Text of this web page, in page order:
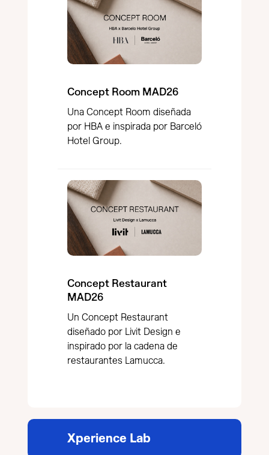
Concept Room MAD26
Una Concept Room diseñada
por HBA e inspirada por Barceló
Hotel Group.
Concept Restaurant
MAD26
Un Concept Restaurant
diseñado por Livit Design e
inspirado por la cadena de
restaurantes Lamucca.
Xperience Lab